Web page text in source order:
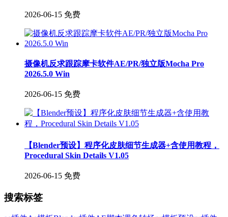
2026-06-15 免费
摄像机反求跟踪摩卡软件AE/PR/独立版Mocha Pro
2026.5.0 Win
2026-06-15 免费
【Blender预设】程序化皮肤细节生成器+含使用教程，
Procedural Skin Details V1.05
2026-06-15 免费
搜索标签